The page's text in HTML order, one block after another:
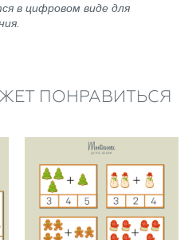
в цифровом виде для
ПОНРАВИТЬСЯ